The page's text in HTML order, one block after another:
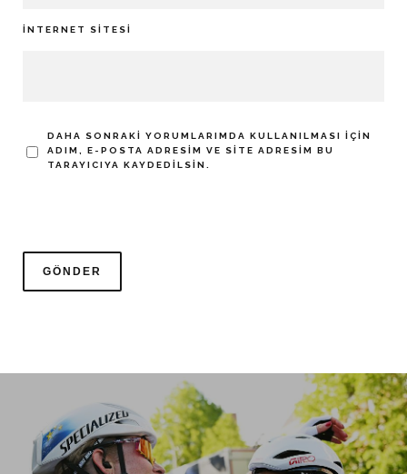
İNTERNET SITESI
DAHA SONRAKI YORUMLARIMDA KULLANILMASI IÇIN
ADIM, E-POSTA ADRESIM VE SITE ADRESIM BU
TARAYICIYA KAYDEDILSIN.